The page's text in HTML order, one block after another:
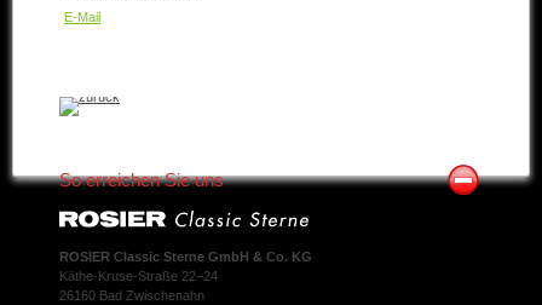
E-Mail
So erreichen Sie uns
ROSIER Classic Sterne GmbH & Co. KG
Käthe-Kruse-Straße 22–24
26160 Bad Zwischenahn